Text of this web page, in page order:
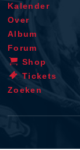
Kalender
Over
Album
Forum
Shop
Tickets
Zoeken